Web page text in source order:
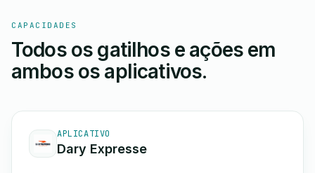
CAPACIDADES
Todos os gatilhos e ações em
ambos os aplicativos.
APLICATIVO
Dary Expresse